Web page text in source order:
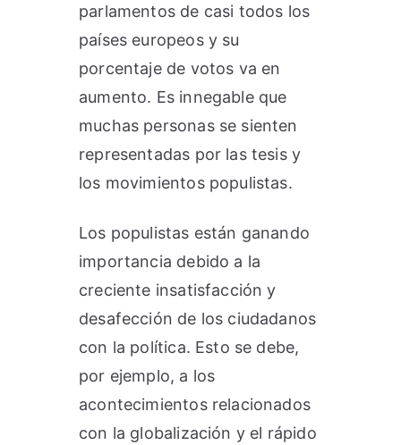
parlamentos de casi todos los
países europeos y su
porcentaje de votos va en
aumento. Es innegable que
muchas personas se sienten
representadas por las tesis y
los movimientos populistas.
Los populistas están ganando
importancia debido a la
creciente insatisfacción y
desafección de los ciudadanos
con la política. Esto se debe,
por ejemplo, a los
acontecimientos relacionados
con la globalización y el rápido